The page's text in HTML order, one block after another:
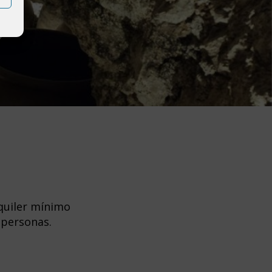
mínimo